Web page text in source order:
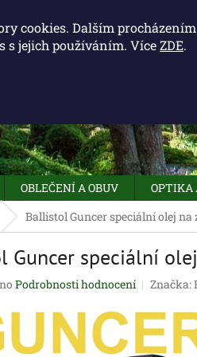
cookies. Dalším
s jejich používáním. VíceZDE.
OBLEČENÍ A OBUV OPTIKA
Ballistol Guncer speciální olej
Guncer speciální
Podrobnosti hodnocení Značka: